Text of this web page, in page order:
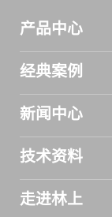
产品中心
经典案例
新闻中心
技术资料
走进林上